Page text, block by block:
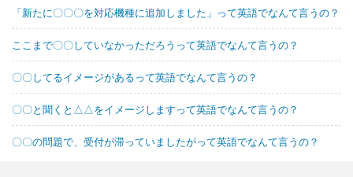
「新たに〇〇〇を対応機種に追加しました」って英語でなんて言うの？
ここまで〇〇していなかっただろうって英語でなんて言うの？
〇〇してるイメージがあるって英語でなんて言うの？
〇〇と聞くと△△をイメージしますって英語でなんて言うの？
〇〇の問題で、受付が滞っていましたがって英語でなんて言うの？